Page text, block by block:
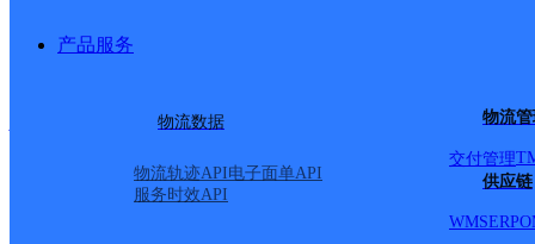
产品服务
物流数据
物流轨迹API电子面单API
服务时效API
物流
交付管理
供应链
WMSERP
派送范围:-
福建泉州公司明泰路经
韵达速递 更多号码
地址